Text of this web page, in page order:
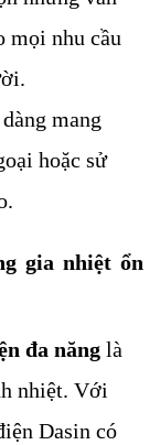
mọi nhu cầu
mang
hoặc sử
gia nhiệt ổn
đa năng là
nhiệt. Với
Dasin có